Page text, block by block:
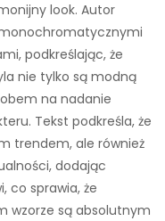
look. Autor
podkreślając, że
nie tylko są modną
na nadanie
Tekst podkreśla, że
trendem, ale również
dodając
co sprawia, że
wzorze są absolutnym